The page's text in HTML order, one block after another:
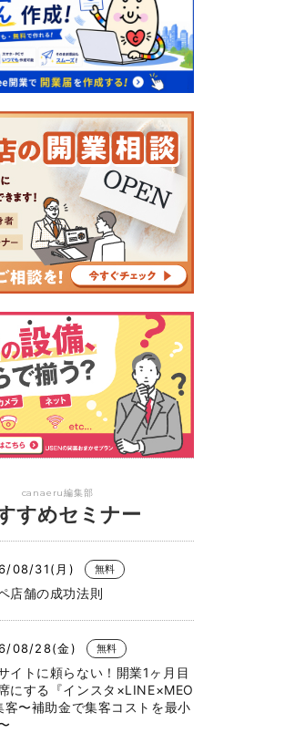
canaeru編集部
すめセミナー
08/31(月) 無料
店舗の成功法則
08/28(金) 無料
イトに頼らない！開業1ヶ月目
にする『インスタ×LINE×MEO
客〜補助金で集客コストを最小